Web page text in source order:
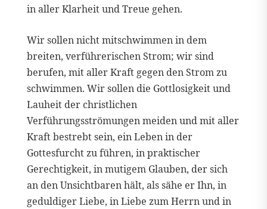
in aller Klarheit und Treue gehen.
Wir sollen nicht mitschwimmen in dem
breiten, verführerischen Strom; wir sind
berufen, mit aller Kraft gegen den Strom zu
schwimmen. Wir sollen die Gottlosigkeit und
Lauheit der christlichen
Verführungsströmungen meiden und mit aller
Kraft bestrebt sein, ein Leben in der
Gottesfurcht zu führen, in praktischer
Gerechtigkeit, in mutigem Glauben, der sich
an den Unsichtbaren hält, als sähe er Ihn, in
geduldiger Liebe, in Liebe zum Herrn und in